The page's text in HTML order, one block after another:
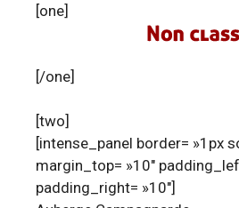
[one]
[/one]
[two]
[intense_panel border= »1px
margin_top= »10″
padding_right= »10″]